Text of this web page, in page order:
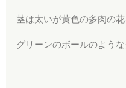
茎は太いが黄色の多肉の
グリーンのボールのよう